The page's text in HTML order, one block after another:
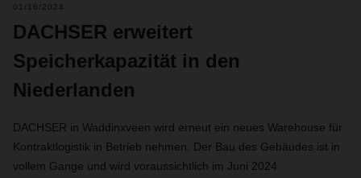
01/16/2024
DACHSER erweitert
Speicherkapazität in den
Niederlanden
DACHSER in Waddinxveen wird erneut ein neues Warehouse für
Kontraktlogistik in Betrieb nehmen. Der Bau des Gebäudes ist in
vollem Gange und wird voraussichtlich im Juni 2024